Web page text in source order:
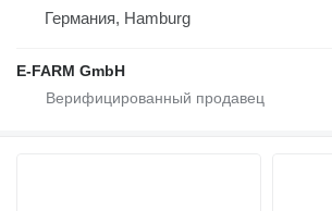
Германия, Hamburg
E-FARM GmbH